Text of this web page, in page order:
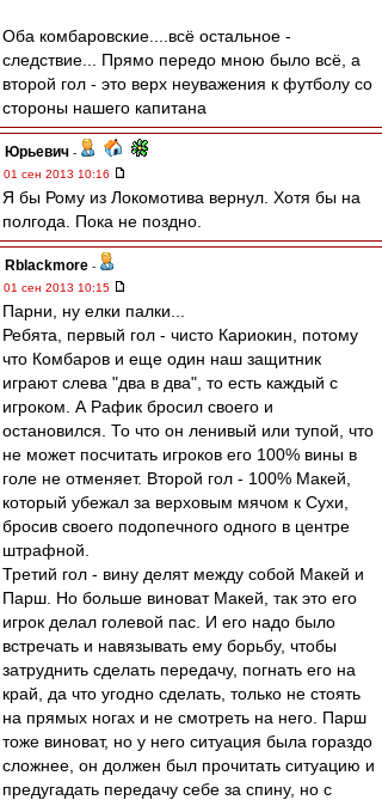
Оба комбаровские....всё остальное -
следствие... Прямо передо мною было всё, а
второй гол - это верх неуважения к футболу со
стороны нашего капитана
Юрьевич -
01 сен 2013 10:16
Я бы Рому из Локомотива вернул. Хотя бы на
полгода. Пока не поздно.
Rblackmore -
01 сен 2013 10:15
Парни, ну елки палки...
Ребята, первый гол - чисто Кариокин, потому
что Комбаров и еще один наш защитник
играют слева "два в два", то есть каждый с
игроком. А Рафик бросил своего и
остановился. То что он ленивый или тупой, что
не может посчитать игроков его 100% вины в
голе не отменяет. Второй гол - 100% Макей,
который убежал за верховым мячом к Сухи,
бросив своего подопечного одного в центре
штрафной.
Третий гол - вину делят между собой Макей и
Парш. Но больше виноват Макей, так это его
игрок делал голевой пас. И его надо было
встречать и навязывать ему борьбу, чтобы
затруднить сделать передачу, погнать его на
край, да что угодно сделать, только не стоять
на прямых ногах и не смотреть на него. Парш
тоже виноват, но у него ситуация была гораздо
сложнее, он должен был прочитать ситуацию и
предугадать передачу себе за спину, но с